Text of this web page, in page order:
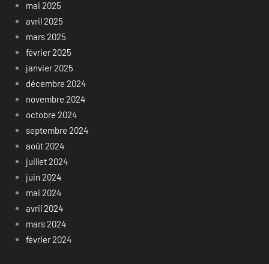
mai 2025
avril 2025
mars 2025
février 2025
janvier 2025
décembre 2024
novembre 2024
octobre 2024
septembre 2024
août 2024
juillet 2024
juin 2024
mai 2024
avril 2024
mars 2024
février 2024